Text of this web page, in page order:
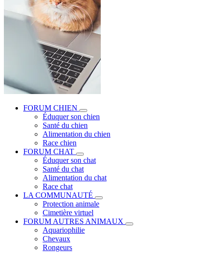
FORUM CHIEN
Éduquer son chien
Santé du chien
Alimentation du chien
Race chien
FORUM CHAT
Éduquer son chat
Santé du chat
Alimentation du chat
Race chat
LA COMMUNAUTÉ
Protection animale
Cimetière virtuel
FORUM AUTRES ANIMAUX
Aquariophilie
Chevaux
Rongeurs